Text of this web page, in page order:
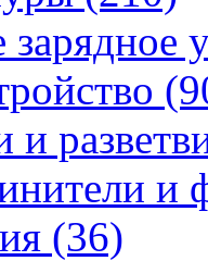
зарядное
и
и
(36)